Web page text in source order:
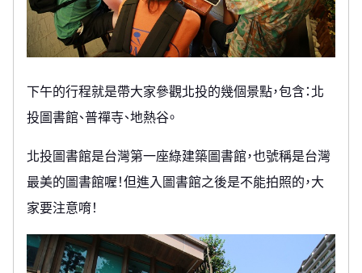
下午的行程就是帶大家參觀北投的幾個景點，包含：北
投圖書館、普禪寺、地熱谷。
北投圖書館是台灣第一座綠建築圖書館，也號稱是台灣
最美的圖書館喔！但進入圖書館之後是不能拍照的，大
家要注意唷！